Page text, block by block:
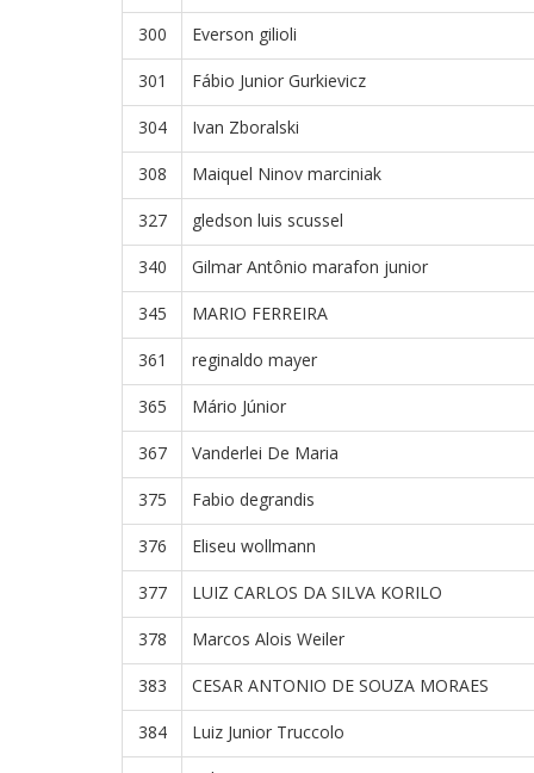
300 Everson gilioli
301 Fábio Junior Gurkievicz
304 Ivan Zboralski
308 Maiquel Ninov marciniak
327 gledson luis scussel
340 Gilmar Antônio marafon junior
345 MARIO FERREIRA
361 reginaldo mayer
365 Mário Júnior
367 Vanderlei De Maria
375 Fabio degrandis
376 Eliseu wollmann
377 LUIZ CARLOS DA SILVA KORILO
378 Marcos Alois Weiler
383 CESAR ANTONIO DE SOUZA MORAES
384 Luiz Junior Truccolo